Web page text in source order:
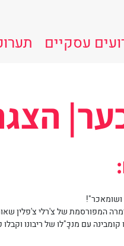
עסקיים
ושומאכר"!
המפורסמת של צ'רלי צ'פלין